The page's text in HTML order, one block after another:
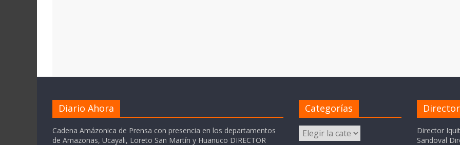
Diario Ahora
Cadena Amázonica de Prensa con presencia en los departamentos
de Amazonas, Ucayali, Loreto San Martín y Huanuco DIRECTOR
Categorías
Categorías
Director
Sandoval